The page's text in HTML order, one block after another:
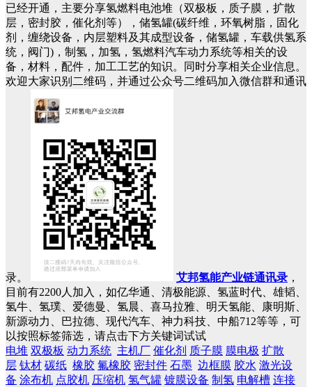
已经开通，主要分享氢燃料电池堆（双极板，质子膜，扩散
层，密封胶，催化剂等），储氢罐(碳纤维，环氧树脂，固化
剂，缠绕设备，内层塑料及其成型设备，储氢罐，车载供氢系
统，阀门)，制氢，加氢，氢燃料汽车动力系统等相关的设
备，材料，配件，加工工艺的知识。同时分享相关企业信息。
欢迎大家识别二维码，并通过公众号二维码加入微信群和通讯
录。 艾邦氢能产业链通讯录 ，
目前有2200人加入，如亿华通、清极能源、氢蓝时代、雄韬、
氢牛、氢璞、爱德曼、氢晨、喜马拉雅、明天氢能、康明斯、
新源动力、巴拉德、现代汽车、神力科技、中船712等等，可
以按照标签筛选，请点击下方关键词试试
电堆 双极板 动力系统 主机厂 催化剂 质子膜 膜电极 扩散
层 钛材 碳纸 橡胶 氟橡胶 密封件 石墨 边框膜 胶水 激光设
备 涂布机 点胶机 压缩机 氢气罐 镀膜设备 制氢 电解槽 连接